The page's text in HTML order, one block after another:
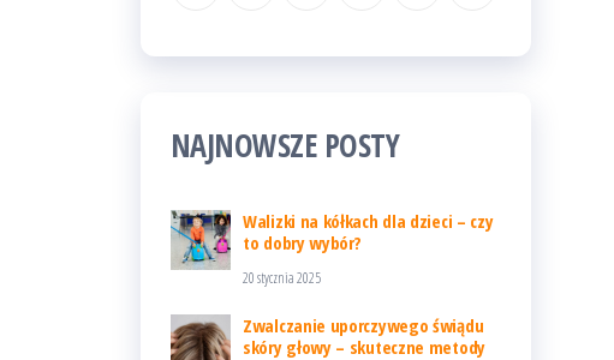
NAJNOWSZE POSTY
Walizki na kółkach dla dzieci – czy
to dobry wybór?
20 stycznia 2025
Zwalczanie uporczywego świądu
skóry głowy – skuteczne metody